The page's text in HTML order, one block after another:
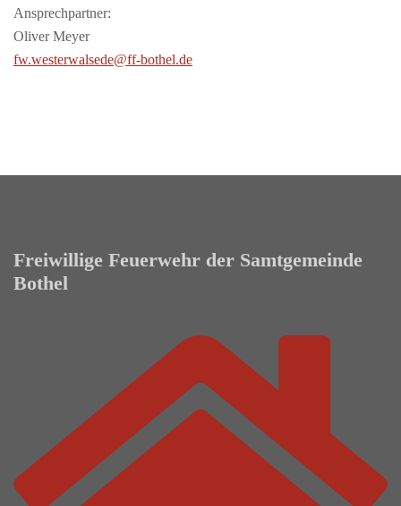
Ansprechpartner:
Oliver Meyer
fw.westerwalsede@ff-bothel.de
Freiwillige Feuerwehr der Samtgemeinde
Bothel